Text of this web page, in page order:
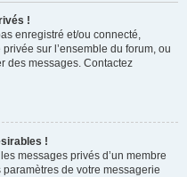
!
enregistré et/ou connecté,
sur l’ensemble du forum, ou
des messages. Contactez
!
messages privés d’un membre
de votre messagerie